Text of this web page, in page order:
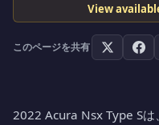
View
このページを共有
2022 Acura Nsx Type S